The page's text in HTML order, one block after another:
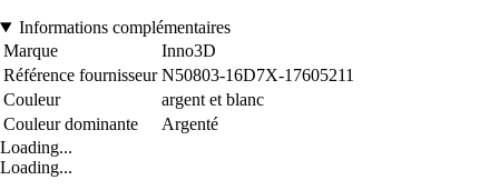
Informations complémentaires
Marque
Inno3D
Référence fournisseur N50803-16D7X-17605211
Couleur
argent et blanc
Couleur dominante
Argenté
Loading...
Loading...